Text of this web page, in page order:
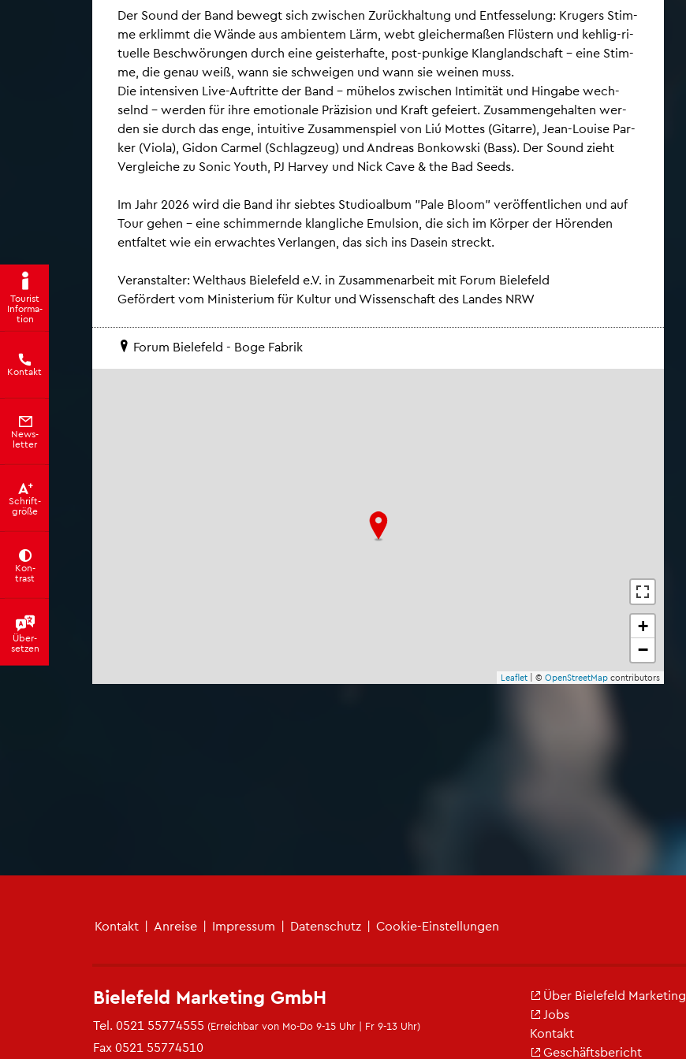
Tou­rist
In­for­ma­
ti­on
Kon­takt
News­
let­ter
Schrift­
grö­ße
Kon­
trast
Über­
set­zen
Der Sound der Band be­wegt sich zwi­schen Zu­rück­hal­tung und Ent­fes­se­lung: Kru­gers Stim­
me er­klimmt die Wände aus am­bi­en­tem Lärm, webt glei­cher­ma­ßen Flüs­tern und keh­lig-ri­
tu­el­le Be­schwö­run­gen durch eine geis­ter­haf­te, post-pun­ki­ge Klang­land­schaft – eine Stim­
me, die genau weiß, wann sie schwei­gen und wann sie wei­nen muss.
Die in­ten­si­ven Live-Auf­trit­te der Band – mü­he­los zwi­schen In­ti­mi­tät und Hin­ga­be wech­
selnd – wer­den für ihre emo­tio­na­le Prä­zi­si­on und Kraft ge­fei­ert. Zu­sam­men­ge­hal­ten wer­
den sie durch das enge, in­tui­ti­ve Zu­sam­men­spiel von Liú Mot­tes (Gi­tar­re), Jean-Loui­se Par­
ker (Viola), Gidon Car­mel (Schlag­zeug) und An­dre­as Bon­kow­ski (Bass). Der Sound zieht
Ver­glei­che zu Sonic Youth, PJ Har­vey und Nick Cave & the Bad Seeds.
Im Jahr 2026 wird die Band ihr sieb­tes Stu­dio­al­bum "Pale Bloom" ver­öf­fent­li­chen und auf
Tour gehen – eine schim­mern­de klang­li­che Emul­si­on, die sich im Kör­per der Hö­ren­den
ent­fal­tet wie ein er­wach­tes Ver­lan­gen, das sich ins Da­sein streckt.
Ver­an­stal­ter: Welt­haus Bie­le­feld e.V. in Zu­sam­men­ar­beit mit Forum Bie­le­feld
Ge­för­dert vom Mi­nis­te­ri­um für Kul­tur und Wis­sen­schaft des Lan­des NRW
Forum Bie­le­feld - Boge Fa­brik
+
−
Leaf­let| © Open­Street­Mapcon­tri­bu­tors
Fu­ß­zei­len­me­nü
Kon­takt | An­rei­se | Im­pres­sum | Da­ten­schutz | Coo­kie-Ein­stel­lun­gen
Bie­le­feld Mar­ke­ting GmbH
Tel. 0521 55774555 (Er­reich­bar von Mo-Do 9-15 Uhr | Fr 9-13 Uhr)
Fax 0521 55774510
Über Bie­le­feld Mar­ke­ting
Jobs
Kon­takt
Ge­schäfts­be­richt